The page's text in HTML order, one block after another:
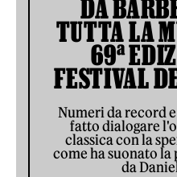
DA
TUTTA LA
69ª
FESTIVAL
Numeri da record
fatto dialogare
classica con la
come ha suonato
da